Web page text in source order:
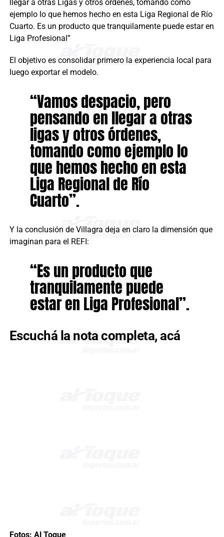
llegar a otras Ligas y otros órdenes, tomando como
ejemplo lo que hemos hecho en esta Liga Regional de Río
Cuarto. Es un producto que tranquilamente puede estar en
Liga Profesional”
El objetivo es consolidar primero la experiencia local para
luego exportar el modelo.
“Vamos despacio, pero
pensando en llegar a otras
ligas y otros órdenes,
tomando como ejemplo lo
que hemos hecho en esta
Liga Regional de Río
Cuarto”.
Y la conclusión de Villagra deja en claro la dimensión que
imaginan para el REFI:
“Es un producto que
tranquilamente puede
estar en Liga Profesional”.
Escuchá la nota completa, acá
Fotos: Al Toque